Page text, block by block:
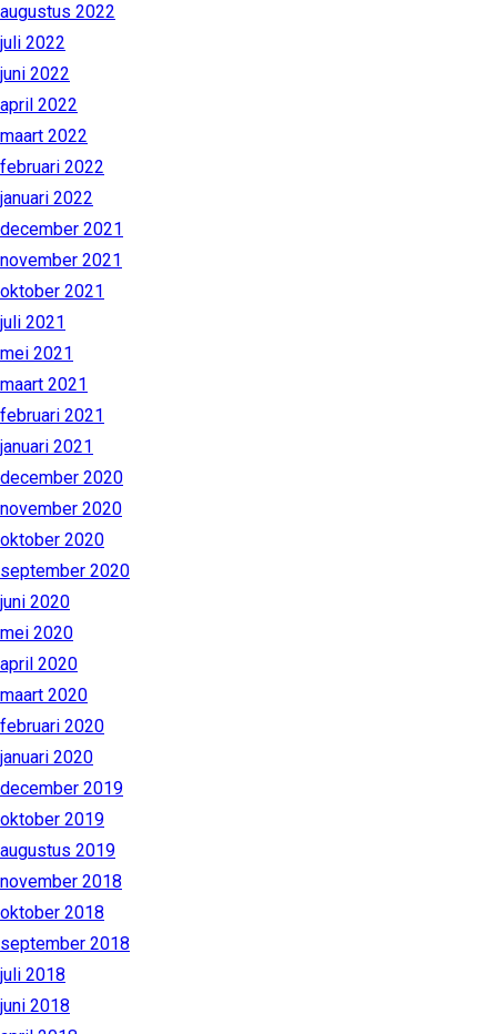
augustus 2022
juli 2022
juni 2022
april 2022
maart 2022
februari 2022
januari 2022
december 2021
november 2021
oktober 2021
juli 2021
mei 2021
maart 2021
februari 2021
januari 2021
december 2020
november 2020
oktober 2020
september 2020
juni 2020
mei 2020
april 2020
maart 2020
februari 2020
januari 2020
december 2019
oktober 2019
augustus 2019
november 2018
oktober 2018
september 2018
juli 2018
juni 2018